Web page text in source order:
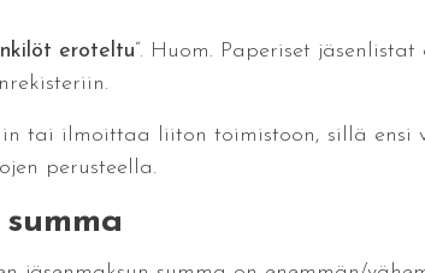
eroteltu”. Huom. Paperiset
tai ilmoittaa liiton toimistoon, sillä ensi
perusteella.